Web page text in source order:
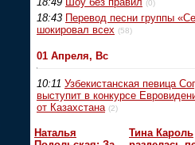
(0)
18:43 Перевод песни группы
шокировал всех (58)
01 Апреля, Вс
10:11 Узбекистанская певица
выступит в конкурсе
от Казахстана (2)
Наталья
Тина Кароль